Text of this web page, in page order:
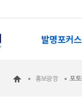
발명포커스
홍보광장 포